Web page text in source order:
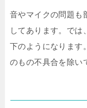
音やマイクの問題も
してあります。では
下のようになります
のもの不具合を除い